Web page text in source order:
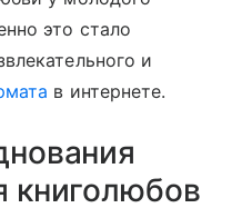
это стало
и
в интернете.
книголюбов